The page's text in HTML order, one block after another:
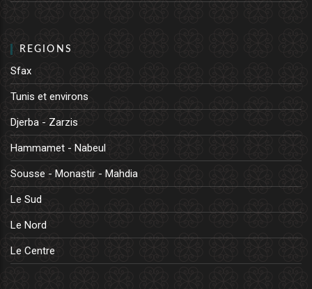
REGIONS
Sfax
Tunis et environs
Djerba - Zarzis
Hammamet - Nabeul
Sousse - Monastir - Mahdia
Le Sud
Le Nord
Le Centre